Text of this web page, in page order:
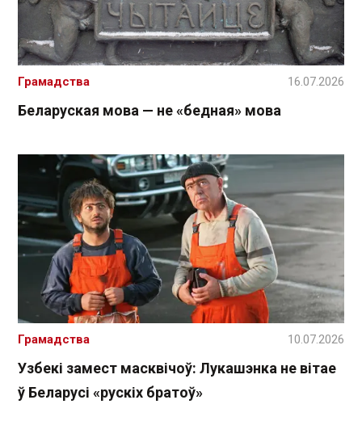
Беларуская мова — не «бедная» мова
Грамадства 16.07.2026
Узбекі замест масквічоў: Лукашэнка не вітае
ў Беларусі «рускіх братоў»
Грамадства 10.07.2026